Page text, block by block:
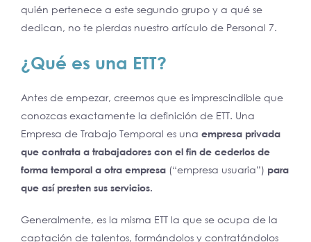
quién pertenece a este segundo grupo y a qué se
dedican, no te pierdas nuestro artículo de Personal 7.
¿Qué es una ETT?
Antes de empezar, creemos que es imprescindible que
conozcas exactamente la definición de ETT. Una
Empresa de Trabajo Temporal es una empresa privada
que contrata a trabajadores con el fin de cederlos de
forma temporal a otra empresa (“empresa usuaria”) para
que así presten sus servicios.
Generalmente, es la misma ETT la que se ocupa de la
captación de talentos, formándolos y contratándolos